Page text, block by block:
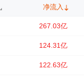
净流入
267.03亿
124.31亿
122.63亿